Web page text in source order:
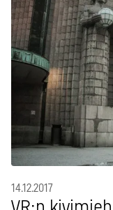
14.12.2017